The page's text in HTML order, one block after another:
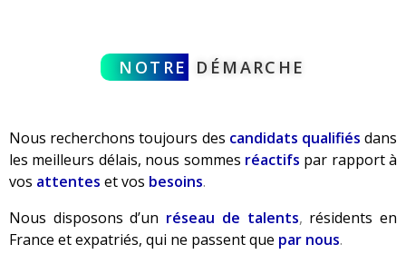
NOTRE DÉMARCHE
Nous recherchons toujours des candidats qualifiés dans
les meilleurs délais, nous sommes réactifs par rapport à
vos attentes et vos besoins.
Nous disposons d’un réseau de talents, résidents en
France et expatriés, qui ne passent que par nous.